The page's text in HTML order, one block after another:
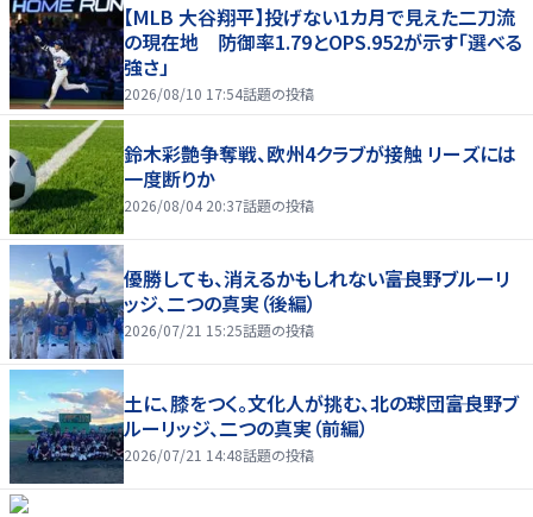
【MLB 大谷翔平】投げない1カ月で見えた二刀流
の現在地 防御率1.79とOPS.952が示す「選べる
強さ」
2026/08/10 17:54話題の投稿
鈴木彩艶争奪戦、欧州4クラブが接触 リーズには
一度断りか
2026/08/04 20:37話題の投稿
優勝しても、消えるかもしれない――富良野ブルーリ
ッジ、二つの真実（後編）
2026/07/21 15:25話題の投稿
土に、膝をつく。文化人が挑む、北の球団――富良野ブ
ルーリッジ、二つの真実（前編）
2026/07/21 14:48話題の投稿